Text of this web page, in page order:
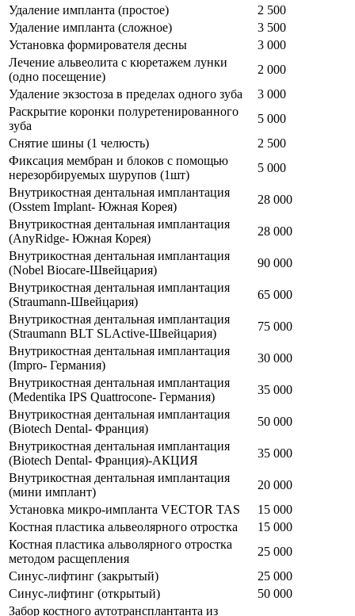
Удаление импланта (простое)
2 500
Удаление импланта (сложное)
3 500
Установка формирователя десны
3 000
Лечение альвеолита с кюретажем лунки
(одно посещение)
2 000
Удаление экзостоза в пределах одного зуба
3 000
Раскрытие коронки полуретенированного
зуба
5 000
Снятие шины (1 челюсть)
2 500
Фиксация мембран и блоков с помощью
нерезорбируемых шурупов (1шт)
5 000
Внутрикостная дентальная имплантация
(Оsstem Implant- Южная Корея)
28 000
Внутрикостная дентальная имплантация
(AnyRidge- Южная Корея)
28 000
Внутрикостная дентальная имплантация
(Nobel Biocare-Швейцария)
90 000
Внутрикостная дентальная имплантация
(Straumann-Швейцария)
65 000
Внутрикостная дентальная имплантация
(Straumann BLT SLActive-Швейцария)
75 000
Внутрикостная дентальная имплантация
(Impro- Германия)
30 000
Внутрикостная дентальная имплантация
(Medentika IPS Quattrocone- Германия)
35 000
Внутрикостная дентальная имплантация
(Biotech Dental- Франция)
50 000
Внутрикостная дентальная имплантация
(Biotech Dental- Франция)-АКЦИЯ
35 000
Внутрикостная дентальная имплантация
(мини имплант)
20 000
Установка микро-импланта VECTOR TAS
15 000
Костная пластика альвеолярного отростка
15 000
Костная пластика альволярного отростка
методом расщепления
25 000
Синус-лифтинг (закрытый)
25 000
Синус-лифтинг (открытый)
50 000
Забор костного аутотрансплантанта из